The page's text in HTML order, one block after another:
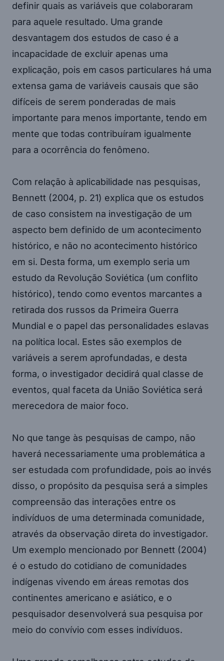
definir quais as variáveis que colaboraram
para aquele resultado. Uma grande
desvantagem dos estudos de caso é a
incapacidade de excluir apenas uma
explicação, pois em casos particulares há uma
extensa gama de variáveis causais que são
difíceis de serem ponderadas de mais
importante para menos importante, tendo em
mente que todas contribuíram igualmente
para a ocorrência do fenômeno.
Com relação à aplicabilidade nas pesquisas,
Bennett (2004, p. 21) explica que os estudos
de caso consistem na investigação de um
aspecto bem definido de um acontecimento
histórico, e não no acontecimento histórico
em si. Desta forma, um exemplo seria um
estudo da Revolução Soviética (um conflito
histórico), tendo como eventos marcantes a
retirada dos russos da Primeira Guerra
Mundial e o papel das personalidades eslavas
na política local. Estes são exemplos de
variáveis a serem aprofundadas, e desta
forma, o investigador decidirá qual classe de
eventos, qual faceta da União Soviética será
merecedora de maior foco.
No que tange às pesquisas de campo, não
haverá necessariamente uma problemática a
ser estudada com profundidade, pois ao invés
disso, o propósito da pesquisa será a simples
compreensão das interações entre os
indivíduos de uma determinada comunidade,
através da observação direta do investigador.
Um exemplo mencionado por Bennett (2004)
é o estudo do cotidiano de comunidades
indígenas vivendo em áreas remotas dos
continentes americano e asiático, e o
pesquisador desenvolverá sua pesquisa por
meio do convívio com esses indivíduos.